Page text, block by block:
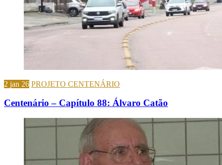
2 jan 26 PROJETO CENTENÁRIO
Centenário – Capítulo 88: Álvaro Catão